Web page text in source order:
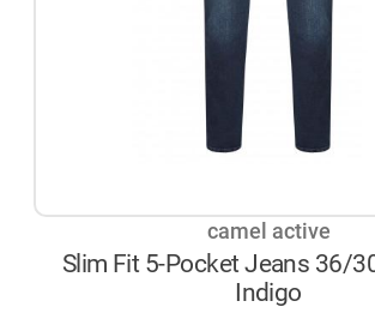
camel active
Slim Fit 5-Pocket Jeans 36/
Indigo